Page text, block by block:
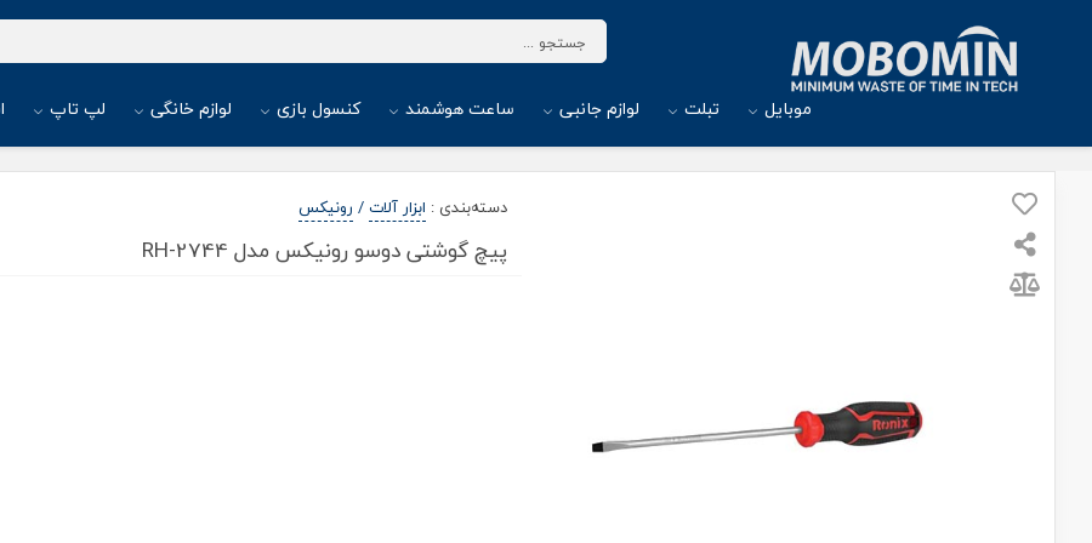
موبایل تبلت لوازم جانبی ساعت هوشمند کنسول بازی لوازم خانگی لپ تاپ
دسته‌بندی : ابزار آلات/ رونیکس
پیچ گوشتی دوسو رونیکس مدل RH-2744